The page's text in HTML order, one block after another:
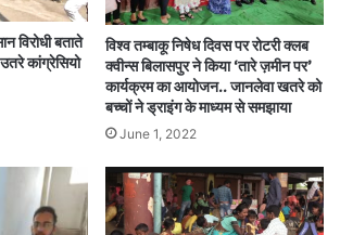
विरोधी बताते
कांग्रेसियो
विश्व तम्बाकू निषेध दिवस पर रोटरी क्लब
क्वीन्स बिलासपुर ने किया ‘तारे ज़मीन पर’
कार्यक्रम का आयोजन.. जानलेवा खतरे को
बच्चों ने ड्राइंग के माध्यम से समझाया
June 1, 2022